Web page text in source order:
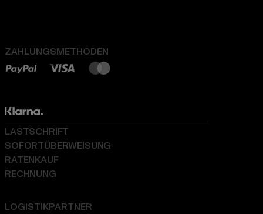
ZAHLUNGSMETHODEN
LOGISTIKPARTNER
LASTSCHRIFT
SOFORTÜBERWEISUNG
RATENKAUF
RECHNUNG